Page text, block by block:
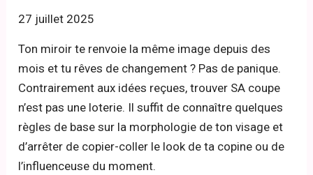
27 juillet 2025
Ton miroir te renvoie la même image depuis des
mois et tu rêves de changement ? Pas de panique.
Contrairement aux idées reçues, trouver SA coupe
n’est pas une loterie. Il suffit de connaître quelques
règles de base sur la morphologie de ton visage et
d’arrêter de copier-coller le look de ta copine ou de
l’influenceuse du moment.